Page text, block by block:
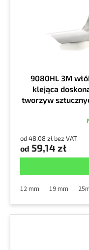
9080HL 3M
klejąca
tworzyw
od 48,08 zł bez VAT
od 59,14 zł
12 mm 19 mm